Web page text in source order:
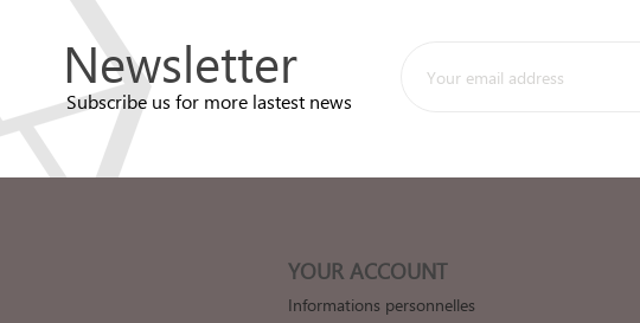
Newsletter
Subscribe us for more lastest news
YOUR ACCOUNT
Informations personnelles